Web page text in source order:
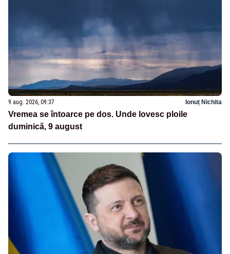
9 aug. 2026, 09:37 Ionuț Nichita
Vremea se întoarce pe dos. Unde lovesc ploile
duminică, 9 august